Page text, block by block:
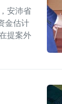
安沛省
金估计
提案外